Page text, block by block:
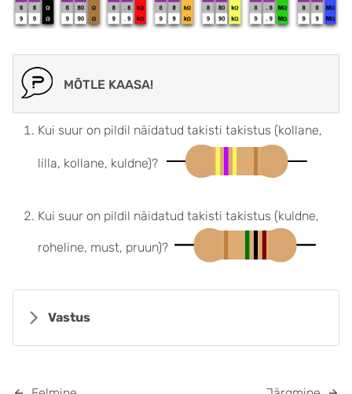
MÕTLE KAASA!
Kui suur on pildil näidatud takisti takistus (kollane,
lilla, kollane, kuldne)?
Kui suur on pildil näidatud takisti takistus (kuldne,
roheline, must, pruun)?
Vastus